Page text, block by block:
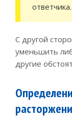
ответчика.
С другой
уменьшить
другие